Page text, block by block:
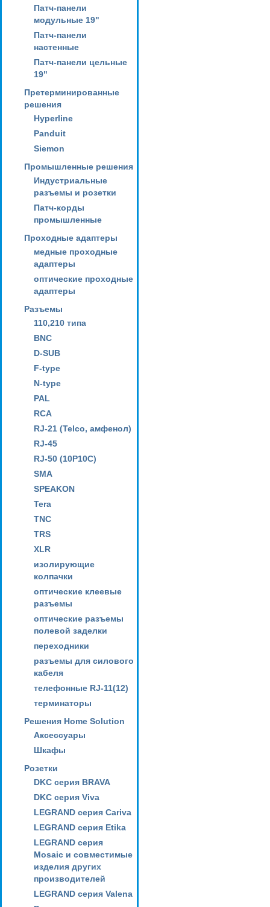
Патч-панели
модульные 19"
Патч-панели
настенные
Патч-панели цельные
19"
Претерминированные
решения
Hyperline
Panduit
Siemon
Промышленные решения
Индустриальные
разъемы и розетки
Патч-корды
промышленные
Проходные адаптеры
медные проходные
адаптеры
оптические проходные
адаптеры
Разъемы
110,210 типа
BNC
D-SUB
F-type
N-type
PAL
RCA
RJ-21 (Telco, амфенол)
RJ-45
RJ-50 (10P10C)
SMA
SPEAKON
Tera
TNC
TRS
XLR
изолирующие
колпачки
оптические клеевые
разъемы
оптические разъемы
полевой заделки
переходники
разъемы для силового
кабеля
телефонные RJ-11(12)
терминаторы
Решения Home Solution
Аксессуары
Шкафы
Розетки
DKC серия BRAVA
DKC серия Viva
LEGRAND серия Cariva
LEGRAND серия Etika
LEGRAND серия
Mosaic и совместимые
изделия других
производителей
LEGRAND серия Valena